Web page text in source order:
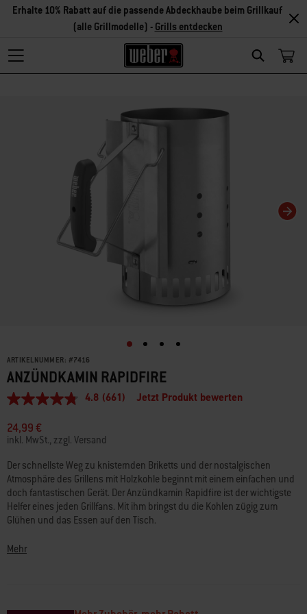
Search
Erhalte 10% Rabatt auf die passende Abdeckhaube beim Grillkauf
(alle Grillmodelle) - Grills entdecken
ARTIKELNUMMER: #7416
ANZÜNDKAMIN RAPIDFIRE
4.8
5
Sternen,
Durchschnittswert
der
Bewertung.
Read
661
Reviews.
Link
auf
Seite.
4.8 (661) Jetzt Produkt bewerten
24,99 €
inkl. MwSt., zzgl. Versand
Der schnellste Weg zu knisternden Briketts und der nostalgischen
Atmosphäre des Grillens mit Holzkohle beginnt mit einem einfachen und
doch fantastischen Gerät. Der Anzündkamin Rapidfire ist der wichtigste
Helfer eines jeden Grillfans. Mit ihm bringst du die Kohlen zügig zum
Glühen und das Essen auf den Tisch.
Bringe deine Kohlen schnell zum Glühen – mit dem unverzichtbaren
Grillhandschuhe an und nimm den Griff aus Thermoplast in eine Hand
Mehr